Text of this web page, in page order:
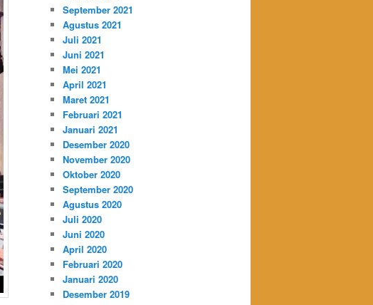
September 2021
Agustus 2021
Juli 2021
Juni 2021
Mei 2021
April 2021
Maret 2021
Februari 2021
Januari 2021
Desember 2020
November 2020
Oktober 2020
September 2020
Agustus 2020
Juli 2020
Juni 2020
April 2020
Februari 2020
Januari 2020
Desember 2019